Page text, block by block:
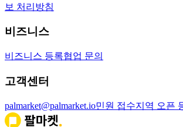
보 처리방침
비즈니스
비즈니스 등록협업 문의
고객센터
palmarket@palmarket.io민원 접수지역 오픈